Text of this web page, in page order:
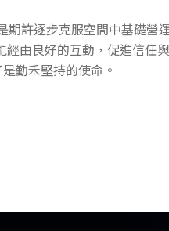
許逐步克服空間中基礎營
由良好的互動，促進信任
勤禾堅持的使命。